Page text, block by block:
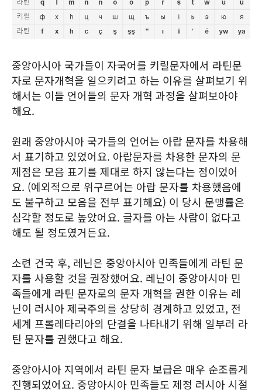
중앙아시아 국가들이 자국어를 키릴문자에서 라틴문
자로 문자개혁을 일으키려고 하는 이유를 살펴보기 위
해서는 이들 언어들의 문자 개혁 과정을 살펴보아야
해요.
원래 중앙아시아 국가들의 언어는 아랍 문자를 차용해
서 표기하고 있었어요. 아랍문자를 차용한 문자의 문
제점은 모음 표기를 제대로 하지 않는다는 점이었어
요. (예외적으로 위구르어는 아랍 문자를 차용했음에
도 불구하고 모음을 전부 표기해요) 이 당시 문맹률은
심각할 정도로 높았어요. 글자를 아는 사람이 없다고
해도 될 정도였거든요.
소련 건국 후, 레닌은 중앙아시아 민족들에게 라틴 문
자를 사용할 것을 권장했어요. 레닌이 중앙아시아 민
족들에게 라틴 문자로의 문자 개혁을 권한 이유는 레
닌이 러시아 제국주의를 상당히 경계하고 있었고, 전
세계 프롤레타리아의 단결을 나타내기 위해 일부러 라
틴 문자를 권했다고 해요.
중앙아시아 지역에서 라틴 문자 보급은 매우 순조롭게
진행되었어요. 중앙아시아 민족들도 제정 러시아 시절